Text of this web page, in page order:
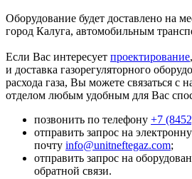
Оборудование будет доставлено на
город Калуга, автомобильным
Если Вас интересует проектирование,
и доставка газорегуляторного
расхода газа, Вы можете связаться с
отделом любым удобным для Вас
позвонить по телефону +7
отправить запрос на
почту info@unitneftegaz.com;
отправить запрос на
обратной связи.